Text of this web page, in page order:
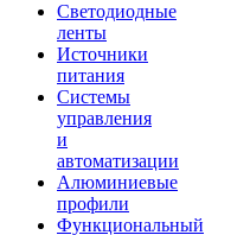
Светодиодные
ленты
Источники
питания
Системы
управления
и
автоматизации
Алюминиевые
профили
Функциональный